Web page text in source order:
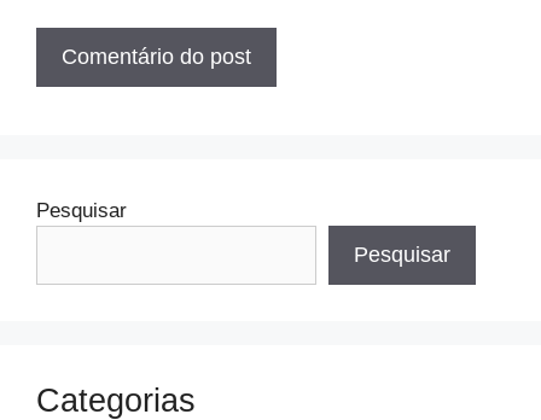
Pesquisar
Pesquisar
Categorias